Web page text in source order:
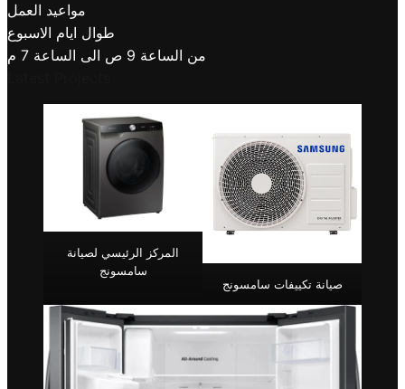
مواعيد العمل
طوال ايام الاسبوع
من الساعة 9 ص الى الساعة 7 م
المركز الرئيسي لصيانة
سامسونج
صيانة تكييفات سامسونج